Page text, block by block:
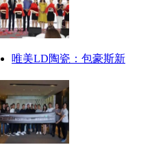
唯美LD陶瓷：包豪斯新